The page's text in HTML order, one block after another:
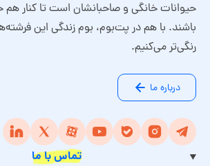
حیوانات خانگی و صاحبانشان است تا کنار
باشند. با هم در پت‌بوم، بوم زندگی این
رنگی‌تر می‌کنیم.
درباره ما
تماس با ما